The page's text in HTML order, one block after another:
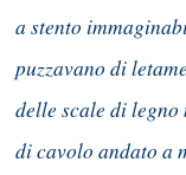
a stento
puzzavano di
delle scale di
di cavolo andato a